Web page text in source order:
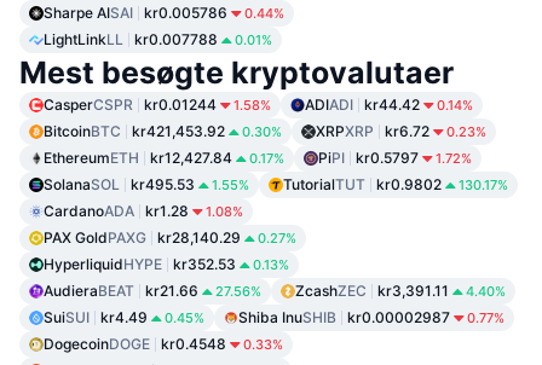
Sharpe AISAI kr0.005786 0.44%
LightLinkLL kr0.007788 0.01%
Mest besøgte kryptovalutaer
CasperCSPR kr0.01244 1.58% ADIADI kr44.42 0.14%
BitcoinBTC kr421,453.92 0.30% XRPXRP kr6.72 0.23%
EthereumETH kr12,427.84 0.17% PiPI kr0.5797 1.72%
SolanaSOL kr495.53 1.55% TutorialTUT kr0.9802 130.17%
CardanoADA kr1.28 1.08%
PAX GoldPAXG kr28,140.29 0.27%
HyperliquidHYPE kr352.53 0.13%
AudieraBEAT kr21.66 27.56% ZcashZEC kr3,391.11 4.40%
SuiSUI kr4.49 0.45% Shiba InuSHIB kr0.00002987 0.77%
DogecoinDOGE kr0.4548 0.33%